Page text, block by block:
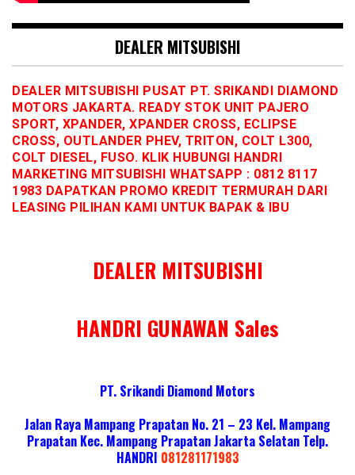
DEALER MITSUBISHI
DEALER MITSUBISHI PUSAT PT. SRIKANDI DIAMOND
MOTORS JAKARTA. READY STOK UNIT PAJERO
SPORT, XPANDER, XPANDER CROSS, ECLIPSE
CROSS, OUTLANDER PHEV, TRITON, COLT L300,
COLT DIESEL, FUSO. KLIK HUBUNGI HANDRI
MARKETING MITSUBISHI WHATSAPP : 0812 8117
1983 DAPATKAN PROMO KREDIT TERMURAH DARI
LEASING PILIHAN KAMI UNTUK BAPAK & IBU
DEALER MITSUBISHI
HANDRI GUNAWAN Sales
PT. Srikandi Diamond Motors
Jalan Raya Mampang Prapatan No. 21 – 23 Kel. Mampang
Prapatan Kec. Mampang Prapatan Jakarta Selatan Telp.
HANDRI 081281171983